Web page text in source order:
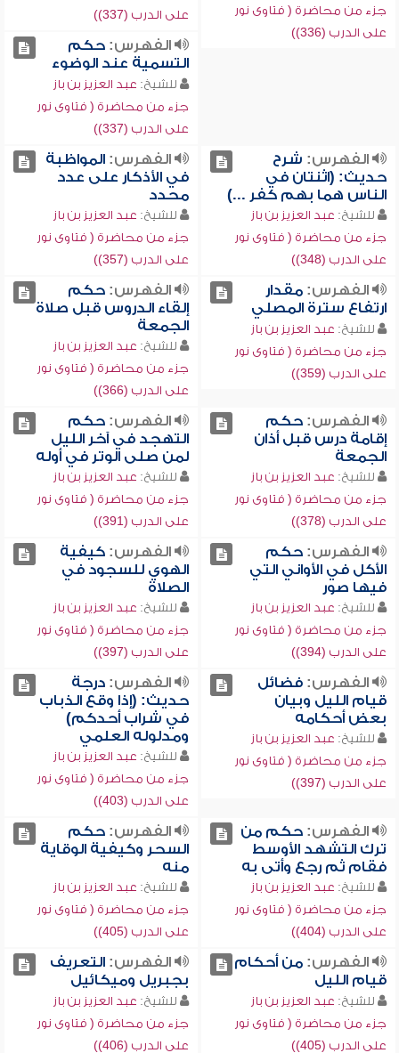
جزء من محاضرة ( فتاوى نور
على الدرب (336))
على الدرب (337))
الفهرس:حكم
التسمية عند الوضوء
للشيخ: عبد العزيز بن باز
جزء من محاضرة ( فتاوى نور
على الدرب (337))
الفهرس: شرح
حديث: (اثنتان في
الناس هما بهم كفر ...)
للشيخ: عبد العزيز بن باز
جزء من محاضرة ( فتاوى نور
على الدرب (348))
الفهرس:المواظبة
في الأذكار على عدد
محدد
للشيخ: عبد العزيز بن باز
جزء من محاضرة ( فتاوى نور
على الدرب (357))
الفهرس:مقدار
ارتفاع سترة المصلي
للشيخ: عبد العزيز بن باز
جزء من محاضرة ( فتاوى نور
على الدرب (359))
الفهرس:حكم
إلقاء الدروس قبل صلاة
الجمعة
للشيخ: عبد العزيز بن باز
جزء من محاضرة ( فتاوى نور
على الدرب (366))
الفهرس:حكم
إقامة درس قبل أذان
الجمعة
للشيخ: عبد العزيز بن باز
جزء من محاضرة ( فتاوى نور
على الدرب (378))
الفهرس:حكم
التهجد في آخر الليل
لمن صلى الوتر في أوله
للشيخ: عبد العزيز بن باز
جزء من محاضرة ( فتاوى نور
على الدرب (391))
الفهرس:حكم
الأكل في الأواني التي
فيها صور
للشيخ: عبد العزيز بن باز
جزء من محاضرة ( فتاوى نور
على الدرب (394))
الفهرس:كيفية
الهوي للسجود في
الصلاة
للشيخ: عبد العزيز بن باز
جزء من محاضرة ( فتاوى نور
على الدرب (397))
الفهرس:فضائل
قيام الليل وبيان
بعض أحكامه
للشيخ: عبد العزيز بن باز
جزء من محاضرة ( فتاوى نور
على الدرب (397))
الفهرس:درجة
حديث: (إذا وقع الذباب
في شراب أحدكم)
ومدلوله العلمي
للشيخ: عبد العزيز بن باز
جزء من محاضرة ( فتاوى نور
على الدرب (403))
الفهرس:حكم من
ترك التشهد الأوسط
فقام ثم رجع وأتى به
للشيخ: عبد العزيز بن باز
جزء من محاضرة ( فتاوى نور
على الدرب (404))
الفهرس:حكم
السحر وكيفية الوقاية
منه
للشيخ: عبد العزيز بن باز
جزء من محاضرة ( فتاوى نور
على الدرب (405))
الفهرس:من أحكام
قيام الليل
للشيخ: عبد العزيز بن باز
جزء من محاضرة ( فتاوى نور
على الدرب (405))
الفهرس:التعريف
بجبريل وميكائيل
للشيخ: عبد العزيز بن باز
جزء من محاضرة ( فتاوى نور
على الدرب (406))